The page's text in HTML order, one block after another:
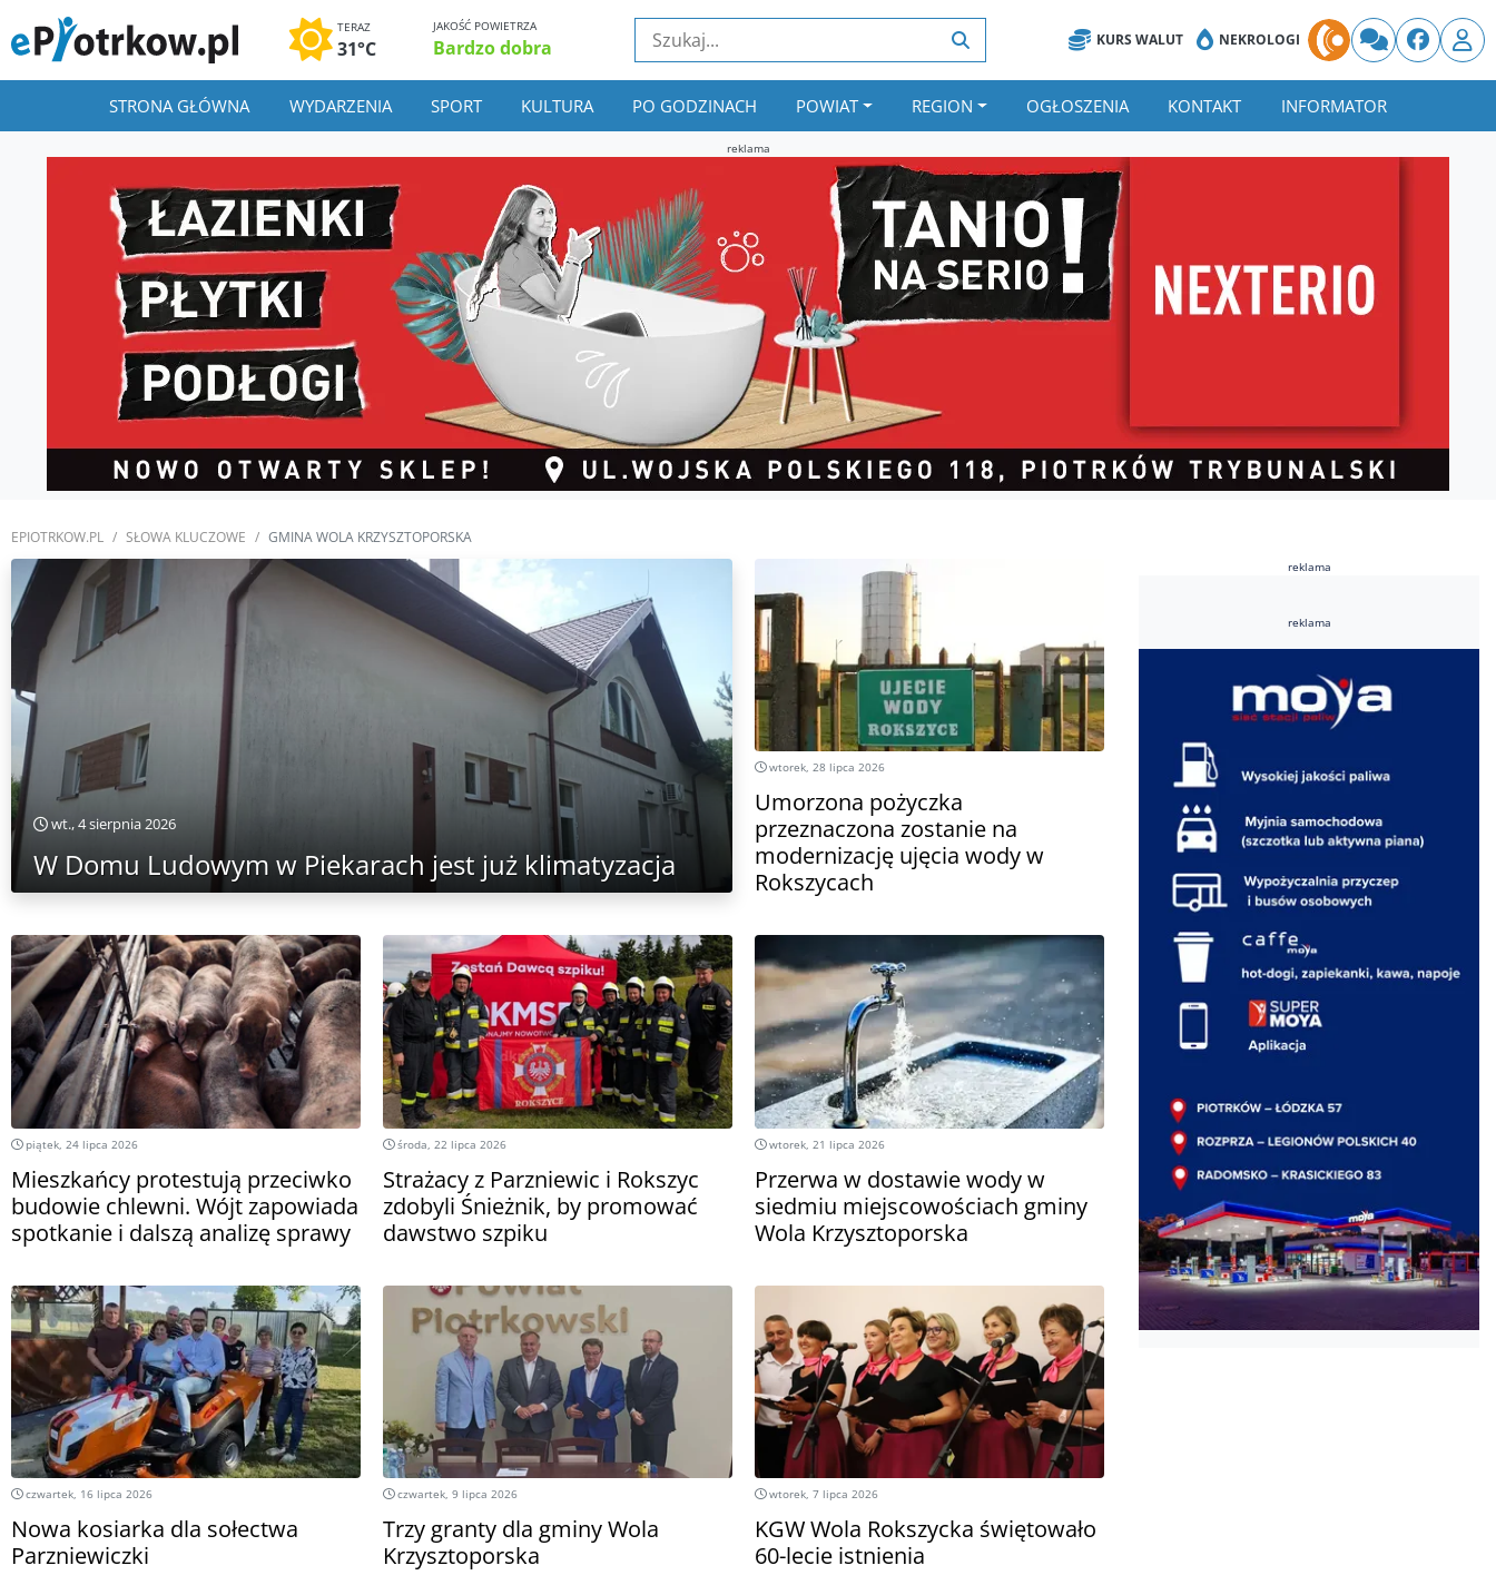
TERAZ
31°C
JAKOŚĆ POWIETRZA
Bardzo dobra KURS WALUT NEKROLOGI
STRONA GŁÓWNA WYDARZENIA SPORT KULTURA PO GODZINACH POWIAT REGION OGŁOSZENIA KONTAKT INFORMATOR
reklama
EPIOTRKOW.PL SŁOWA KLUCZOWE GMINA WOLA KRZYSZTOPORSKA
wt., 4 sierpnia 2026
W Domu Ludowym w Piekarach jest już klimatyzacja
wtorek, 28 lipca 2026
Umorzona pożyczka
przeznaczona zostanie na
modernizację ujęcia wody w
Rokszycach
piątek, 24 lipca 2026
Mieszkańcy protestują przeciwko
budowie chlewni. Wójt zapowiada
spotkanie i dalszą analizę sprawy
środa, 22 lipca 2026
Strażacy z Parzniewic i Rokszyc
zdobyli Śnieżnik, by promować
dawstwo szpiku
wtorek, 21 lipca 2026
Przerwa w dostawie wody w
siedmiu miejscowościach gminy
Wola Krzysztoporska
czwartek, 16 lipca 2026
Nowa kosiarka dla sołectwa
Parzniewiczki
czwartek, 9 lipca 2026
Trzy granty dla gminy Wola
Krzysztoporska
wtorek, 7 lipca 2026
KGW Wola Rokszycka świętowało
60-lecie istnienia
reklama
reklama